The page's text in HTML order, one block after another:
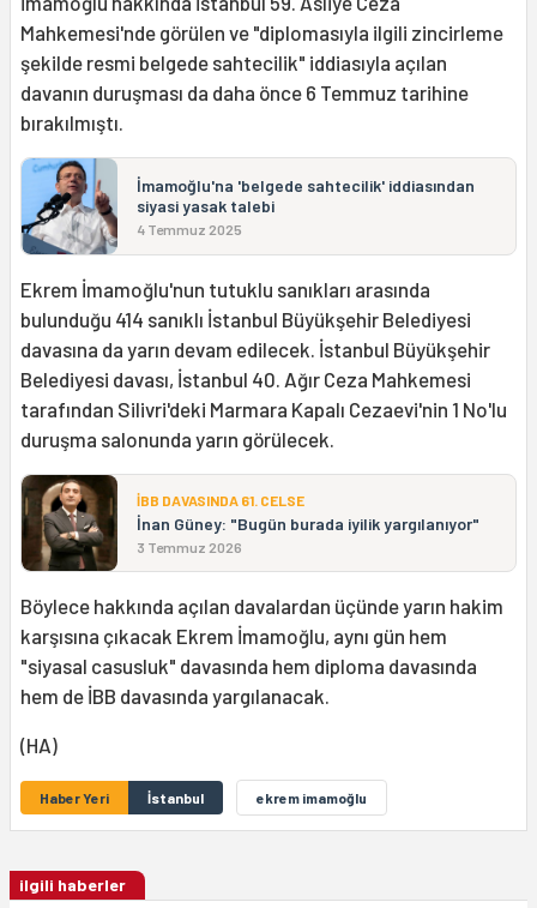
Mahkemesi'nde görülen ve "diplomasıyla ilgili zincirleme
şekilde resmi belgede sahtecilik" iddiasıyla açılan
davanın duruşması da daha önce 6 Temmuz tarihine
bırakılmıştı.
İmamoğlu'na 'belgede sahtecilik' iddiasından
siyasi yasak talebi
4 Temmuz 2025
Ekrem İmamoğlu'nun tutuklu sanıkları arasında
bulunduğu 414 sanıklı İstanbul Büyükşehir Belediyesi
davasına da yarın devam edilecek. İstanbul Büyükşehir
Belediyesi davası, İstanbul 40. Ağır Ceza Mahkemesi
tarafından Silivri'deki Marmara Kapalı Cezaevi'nin 1 No'lu
duruşma salonunda yarın görülecek.
İBB DAVASINDA 61. CELSE
İnan Güney: "Bugün burada iyilik yargılanıyor"
3 Temmuz 2026
Böylece hakkında açılan davalardan üçünde yarın hakim
karşısına çıkacak Ekrem İmamoğlu, aynı gün hem
"siyasal casusluk" davasında hem diploma davasında
hem de İBB davasında yargılanacak.
(HA)
Haber Yeri İstanbul ekrem imamoğlu
ilgili haberler